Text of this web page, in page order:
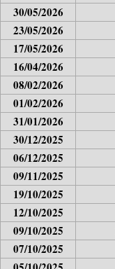
30/05/2026
23/05/2026
17/05/2026
16/04/2026
08/02/2026
01/02/2026
31/01/2026
30/12/2025
06/12/2025
09/11/2025
19/10/2025
12/10/2025
09/10/2025
07/10/2025